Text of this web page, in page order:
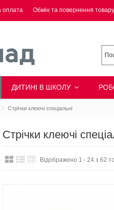
оплата Обмін та повернення товару
ДИТИНІ В ШКОЛУ
Стрічки клеючі спеціальні
Стрічки клеючі
Відображено 1 - 24 з 62